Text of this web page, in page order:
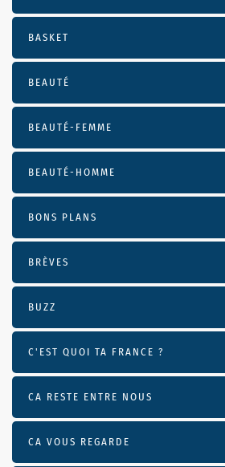
BASKET
BEAUTÉ
BEAUTÉ-FEMME
BEAUTÉ-HOMME
BONS PLANS
BRÈVES
BUZZ
C'EST QUOI TA FRANCE ?
CA RESTE ENTRE NOUS
CA VOUS REGARDE